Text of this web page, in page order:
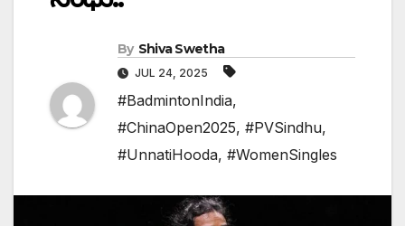
By Shiva Swetha
JUL 24, 2025
#BadmintonIndia,
#ChinaOpen2025, #PVSindhu,
#UnnatiHooda, #WomenSingles